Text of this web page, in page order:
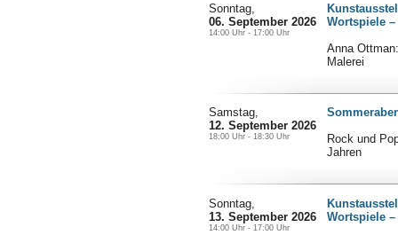
Sonntag,
06. September 2026
14:00 Uhr - 17:00 Uhr
Wortspiele
Anna
Malerei
Samstag,
12. September 2026
18:00 Uhr - 18:30 Uhr
Rock und
Jahren
Sonntag,
13. September 2026
14:00 Uhr - 17:00 Uhr
Wortspiele